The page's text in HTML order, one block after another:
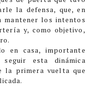
la defensa, que, en
mantener los intentos
y, como objetivo,
en casa, importante
esta dinámica
la primera vuelta que